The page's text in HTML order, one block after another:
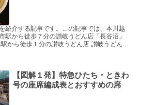
紹介する記事です。この記事では、本川越
駅から徒歩７分の讃岐うどん店「長谷沼」
から徒歩１分の讃岐うどん店 讃岐うどん店
【図解１発】特急ひたち・ときわ
号の座席編成表とおすすめの席